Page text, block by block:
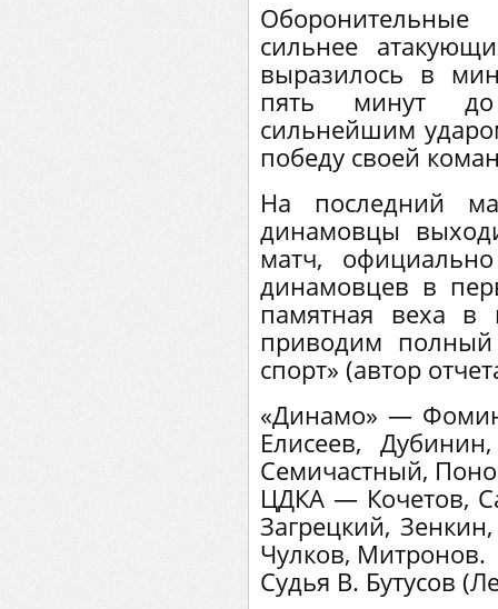
сильнее
выразилось в
пять минут
сильнейшим
победу своей
На последний
динамовцы
матч,
динамовцев в
памятная веха в
приводим полный
спорт» (автор
«Динамо» —
Елисеев,
Семичастный,
ЦДКА — Кочетов,
Загрецкий,
Чулков, Митронов.
Судья В. Бутусов